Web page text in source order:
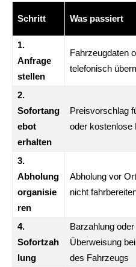
Schritt Was passiert
1.
Anfrage
stellen
Fahrzeugdaten
telefonisch
2.
Sofortang
ebot
erhalten
Preisvorschlag
oder kostenlose
3.
Abholung
organisie
ren
Abholung vor
nicht
4.
Sofortzah
lung
Barzahlung oder
Überweisung
des Fahrzeugs